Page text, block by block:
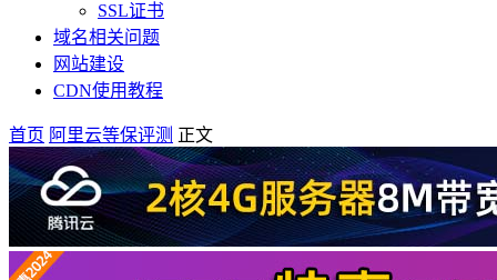
SSL证书
域名相关问题
网站建设
CDN使用教程
首页 阿里云等保评测 正文